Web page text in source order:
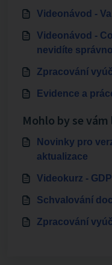
Videonávod -
Videonávod -
nevidíte
Zpracování
Evidence a
Mohlo by se
Novinky pro
aktualizace
Videokurz -
Schvalování
Zpracování